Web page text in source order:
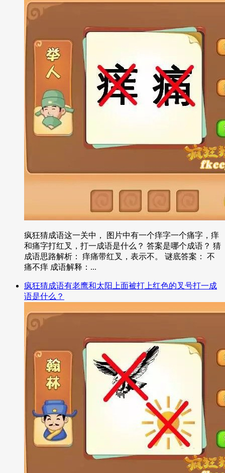
疯狂猜成语这一关中， 图片中有一个痒字一个痛字，痒
和痛字打红叉，打一成语是什么？ 答案是哪个成语？ 猜
成语思路解析： 痒痛带红叉，表示不。 谜底答案： 不
痛不痒 成语解释：...
疯狂猜成语有老鹰和太阳上面被打上红色的叉号打一成
语是什么？